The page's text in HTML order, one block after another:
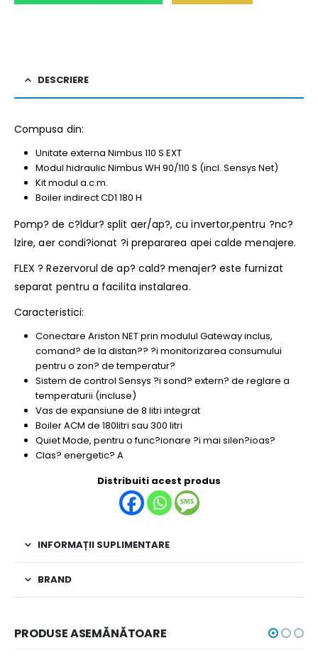
DESCRIERE
Compusa din:
Unitate externa Nimbus 110 S EXT
Modul hidraulic Nimbus WH 90/110 S (incl. Sensys Net)
Kit modul a.c.m.
Boiler indirect CD1 180 H
Pomp? de c?ldur? split aer/ap?, cu invertor,pentru ?nc?
lzire, aer condi?ionat ?i prepararea apei calde menajere.
FLEX ? Rezervorul de ap? cald? menajer? este furnizat
separat pentru a facilita instalarea.
Caracteristici:
Conectare Ariston NET prin modulul Gateway inclus,
comand? de la distan?? ?i monitorizarea consumului
pentru o zon? de temperatur?
Sistem de control Sensys ?i sond? extern? de reglare a
temperaturii (incluse)
Vas de expansiune de 8 litri integrat
Boiler ACM de 180litri sau 300 litri
Quiet Mode, pentru o func?ionare ?i mai silen?ioas?
Clas? energetic? A
Distribuiti acest produs
INFORMAȚII SUPLIMENTARE
BRAND
PRODUSE ASEMĂNĂTOARE